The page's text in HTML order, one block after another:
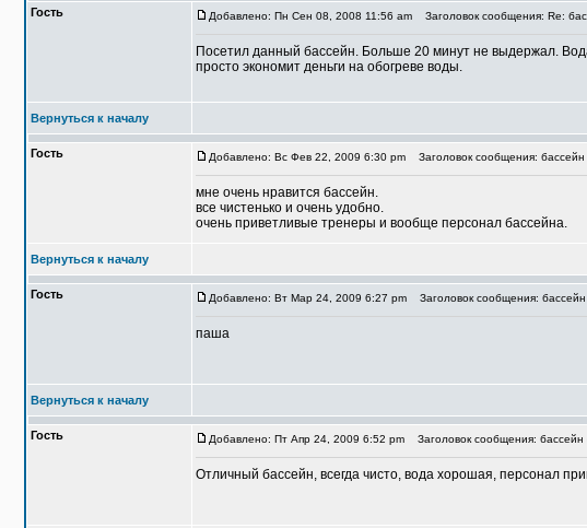
Гость Добавлено: Пн Сен 08, 2008 11:56 am Заголовок сообщения: Re:
Посетил данный бассейн. Больше 20 минут не выдержал.
просто экономит деньги на обогреве воды.
Вернуться к началу
Гость Добавлено: Вс Фев 22, 2009 6:30 pm Заголовок сообщения:
мне очень нравится бассейн.
все чистенько и очень удобно.
очень приветливые тренеры и вообще персонал бассейна.
Вернуться к началу
Гость Добавлено: Вт Мар 24, 2009 6:27 pm Заголовок сообщения:
паша
Вернуться к началу
Гость Добавлено: Пт Апр 24, 2009 6:52 pm Заголовок сообщения:
Отличный бассейн, всегда чисто, вода хорошая, персонал